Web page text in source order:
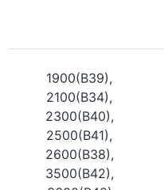
1900(B39),
2100(B34),
2300(B40),
2500(B41),
2600(B38),
3500(B42),